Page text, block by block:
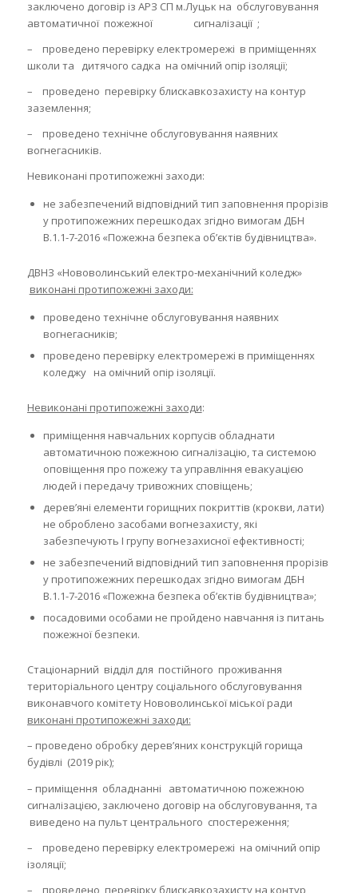
заключено договір із АРЗ СП м.Луцьк на обслуговування
автоматичної пожежної сигналізації ;
– проведено перевірку електромережі в приміщеннях
школи та дитячого садка на омічний опір ізоляції;
– проведено перевірку блискавкозахисту на контур
заземлення;
– проведено технічне обслуговування наявних
вогнегасників.
Невиконані протипожежні заходи:
не забезпечений відповідний тип заповнення прорізів
у протипожежних перешкодах згідно вимогам ДБН
В.1.1-7-2016 «Пожежна безпека об’єктів будівництва».
ДВНЗ «Нововолинський електро-механічний коледж»
виконані протипожежні заходи:
проведено технічне обслуговування наявних
вогнегасників;
проведено перевірку електромережі в приміщеннях
коледжу на омічний опір ізоляції.
Невиконані протипожежні заходи:
приміщення навчальних корпусів обладнати
автоматичною пожежною сигналізацію, та системою
оповіщення про пожежу та управління евакуацією
людей і передачу тривожних сповіщень;
дерев’яні елементи горищних покриттів (крокви, лати)
не оброблено засобами вогнезахисту, які
забезпечують І групу вогнезахисної ефективності;
не забезпечений відповідний тип заповнення прорізів
у протипожежних перешкодах згідно вимогам ДБН
В.1.1-7-2016 «Пожежна безпека об’єктів будівництва»;
посадовими особами не пройдено навчання із питань
пожежної безпеки.
Стаціонарний відділ для постійного проживання
територіального центру соціального обслуговування
виконавчого комітету Нововолинської міської ради
виконані протипожежні заходи:
– проведено обробку дерев’яних конструкцій горища
будівлі (2019 рік);
– приміщення обладнанні автоматичною пожежною
сигналізацією, заключено договір на обслуговування, та
виведено на пульт центрального спостереження;
– проведено перевірку електромережі на омічний опір
ізоляції;
– проведено перевірку блискавкозахисту на контур